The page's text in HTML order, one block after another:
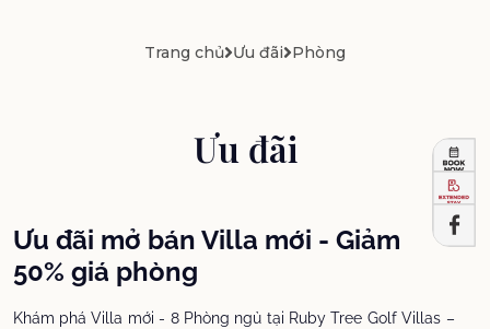
Trang chủ Ưu đãi Phòng
Ưu đãi
Ưu đãi mở bán Villa mới - Giảm
50% giá phòng
Khám phá Villa mới - 8 Phòng ngủ tại Ruby Tree Golf Villas –